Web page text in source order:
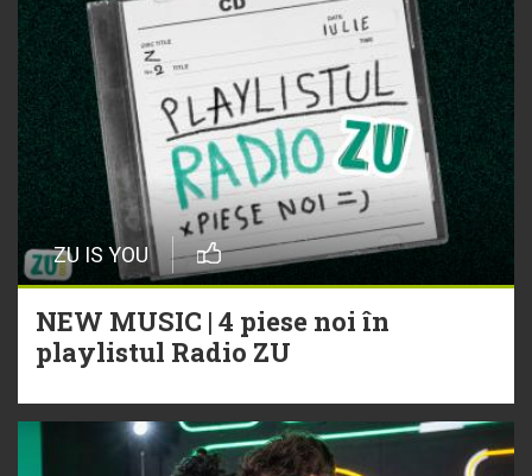
ZU IS YOU
NEW MUSIC | 4 piese noi în
playlistul Radio ZU